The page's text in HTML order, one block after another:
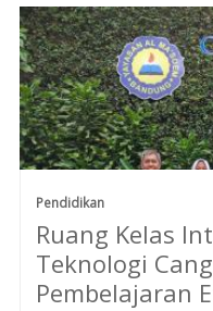
Pendidikan
Ruang Kelas
Teknologi
Pembelajaran